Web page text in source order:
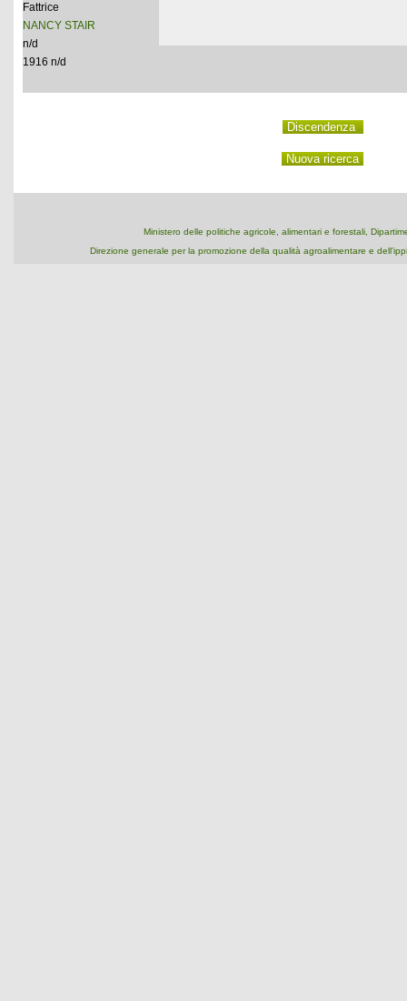
Fattrice
NANCY STAIR
n/d
1916 n/d
Ministero delle politiche agricole, alimentari e forestali,
Direzione generale per la promozione della qualità agroalimentare e